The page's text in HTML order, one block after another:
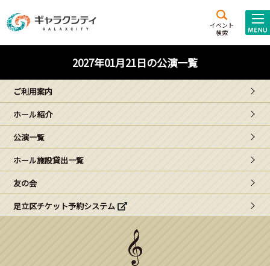
イベント
検索
施設案内
西新井
文化ホール
ギャラクシティとは
こどもみーてぃんぐ
Gがくえん
ブランドからのお知らせ
2027年01月21日の公演一覧
ご利用案内
ホール紹介
公演一覧
ホール施設貸出一覧
友の会
足立区チケット予約システム